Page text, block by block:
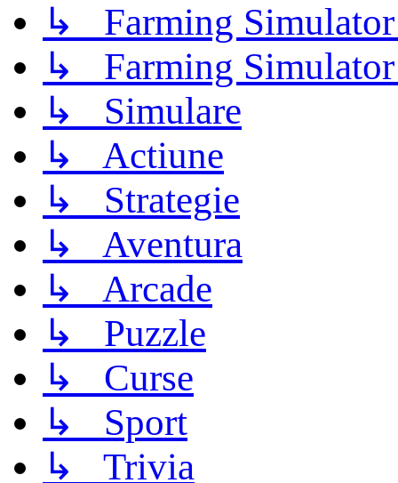
↳ Farming
↳ Farming
↳ Simulare
↳ Actiune
↳ Strategie
↳ Aventura
↳ Arcade
↳ Puzzle
↳ Curse
↳ Sport
↳ Trivia